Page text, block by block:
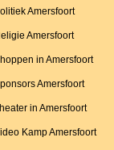
Amersfoort
Amersfoort
in Amersfoort
Amersfoort
in Amersfoort
Kamp Amersfoort